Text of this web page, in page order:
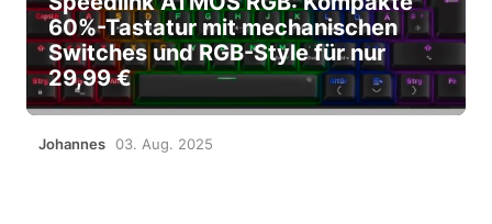
60%-Tastatur mit mechanischen
Switches und RGB-Style für nur
29,99 €
Johannes 03. Aug. 2025